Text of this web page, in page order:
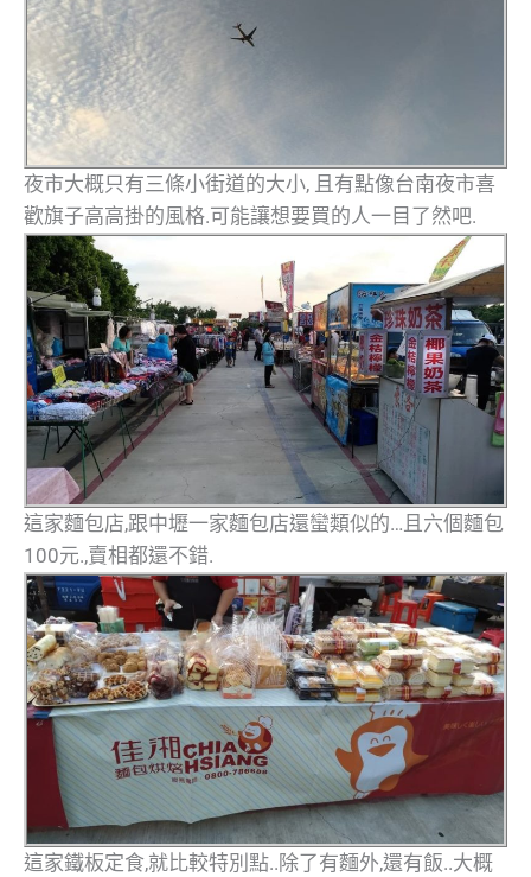
夜市大概只有三條小街道的大小, 且有點像台南夜市喜
歡旗子高高掛的風格.可能讓想要買的人一目了然吧.
這家麵包店,跟中壢一家麵包店還蠻類似的…且六個麵包
100元.,賣相都還不錯.
這家鐵板定食,就比較特別點..除了有麵外,還有飯..大概